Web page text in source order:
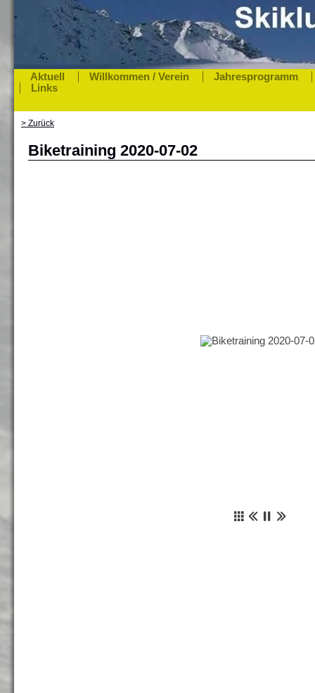
Aktuell Willkommen / Verein
Jahresprogramm
Links
> Zurück
Biketraining 2020-07-02